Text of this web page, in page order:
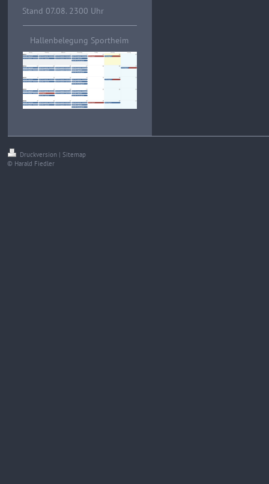
Stand 07.08. 2300 Uhr
Hallenbelegung Sportheim
Druckversion | Sitemap
© Harald Fiedler